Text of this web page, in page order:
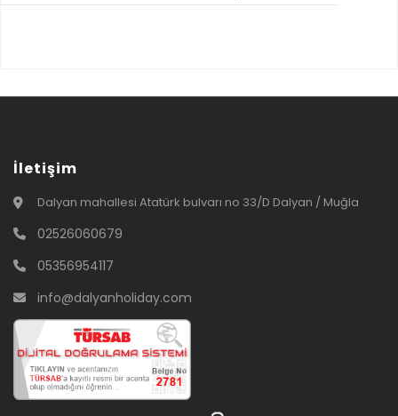
İletişim
Dalyan mahallesi Atatürk bulvarı no 33/D Dalyan / Muğla
02526060679
05356954117
info@dalyanholiday.com